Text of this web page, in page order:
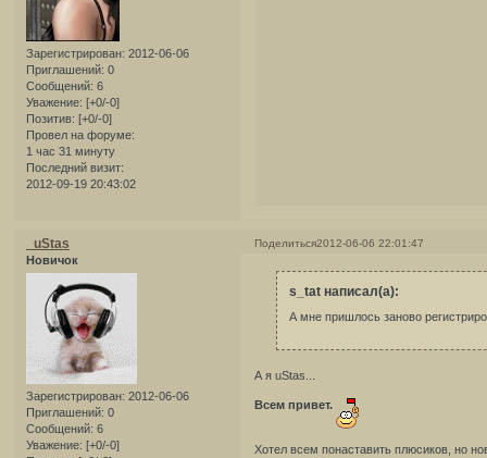
Зарегистрирован: 2012-06-06
Приглашений: 0
Сообщений: 6
Уважение: [+0/-0]
Позитив: [+0/-0]
Провел на форуме:
1 час 31 минуту
Последний визит:
2012-09-19 20:43:02
Поделиться2012-06-06 22:01:47
_uStas
Новичок
Зарегистрирован: 2012-06-06
Приглашений: 0
Сообщений: 6
Уважение: [+0/-0]
s_tat написал(а):
А мне пришлось заново
А я uStas...
Всем привет.
Хотел всем понаставить плюсиков, но